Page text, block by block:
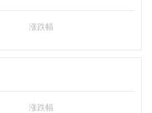
涨跌幅
涨跌幅